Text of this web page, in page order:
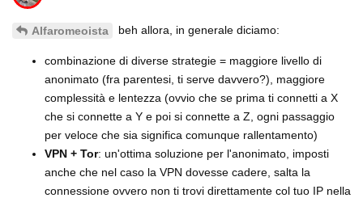
Alfaromeoista beh allora, in generale diciamo:
combinazione di diverse strategie = maggiore livello di
anonimato (fra parentesi, ti serve davvero?), maggiore
complessità e lentezza (ovvio che se prima ti connetti a X
che si connette a Y e poi si connette a Z, ogni passaggio
per veloce che sia significa comunque rallentamento)
VPN + Tor: un'ottima soluzione per l'anonimato, imposti
anche che nel caso la VPN dovesse cadere, salta la
connessione ovvero non ti trovi direttamente col tuo IP nella